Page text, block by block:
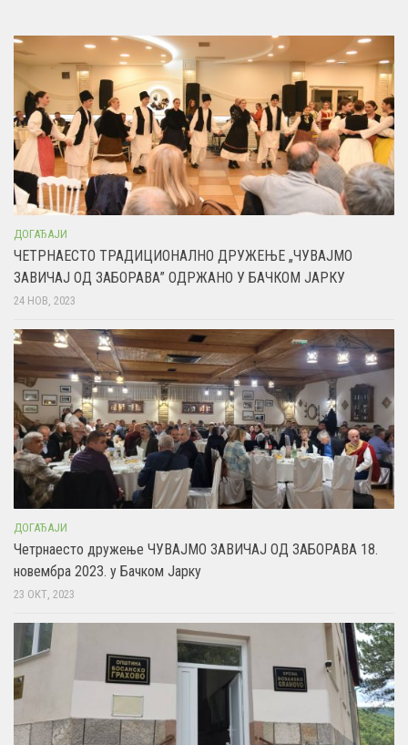
ДОГАЂАЈИ
ЧЕТРНАЕСТО ТРАДИЦИОНАЛНО ДРУЖЕЊЕ „ЧУВАЈМО
ЗАВИЧАЈ ОД ЗАБОРАВА” ОДРЖАНО У БАЧКОМ ЈАРКУ
24 НОВ, 2023
ДОГАЂАЈИ
Четрнаесто дружење ЧУВАЈМО ЗАВИЧАЈ ОД ЗАБОРАВА 18.
новембра 2023. у Бачком Јарку
23 ОКТ, 2023